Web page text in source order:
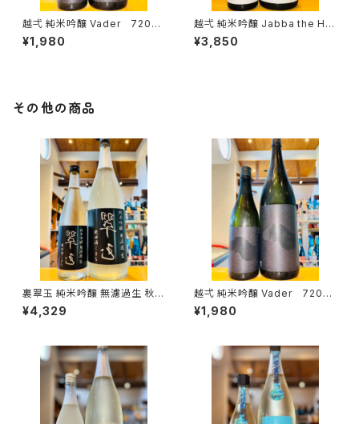
越弌 純米吟醸 Vader 720ml
１本（株式会社越後鶴亀・新潟県
新潟市西蒲区竹野町）
¥1,980
越弌 純米吟醸 Jabba the H
1800ml１本（株式会社越後鶴
亀・新潟県新潟市西蒲区竹野
¥3,850
その他の商品
裏翠玉 純米吟醸 無濾過生 秋田
酒こまち 1800ml１本（両関酒
造・秋田県湯沢市前森）
¥4,329
越弌 純米吟醸 Vader 720ml
１本（株式会社越後鶴亀・新潟県
新潟市西蒲区竹野町）
¥1,980